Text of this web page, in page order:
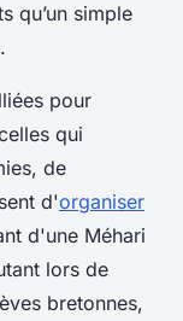
qu’un simple
pour
qui
de
d'organiser
d'une Méhari
lors de
bretonnes,